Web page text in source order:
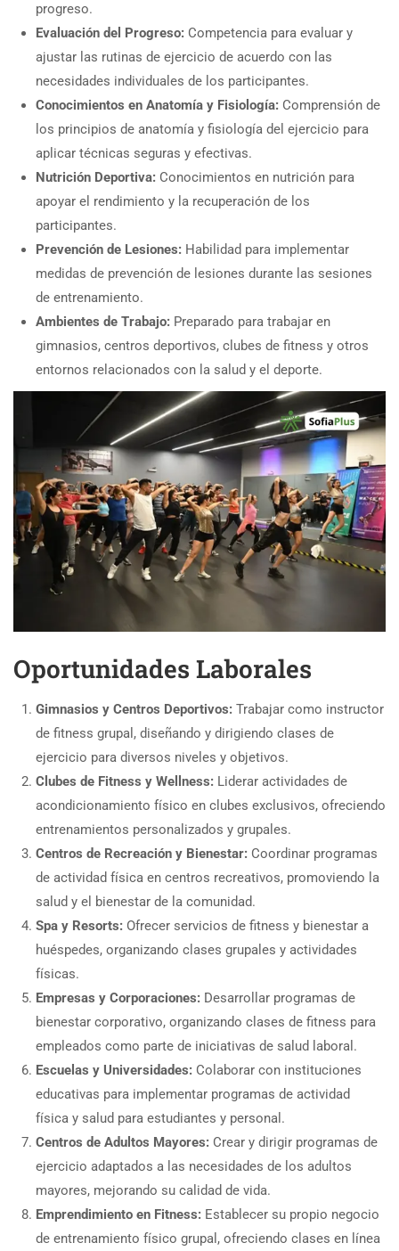
progreso.
Evaluación del Progreso: Competencia para evaluar y
ajustar las rutinas de ejercicio de acuerdo con las
necesidades individuales de los participantes.
Conocimientos en Anatomía y Fisiología: Comprensión de
los principios de anatomía y fisiología del ejercicio para
aplicar técnicas seguras y efectivas.
Nutrición Deportiva: Conocimientos en nutrición para
apoyar el rendimiento y la recuperación de los
participantes.
Prevención de Lesiones: Habilidad para implementar
medidas de prevención de lesiones durante las sesiones
de entrenamiento.
Ambientes de Trabajo: Preparado para trabajar en
gimnasios, centros deportivos, clubes de fitness y otros
entornos relacionados con la salud y el deporte.
Oportunidades Laborales
Gimnasios y Centros Deportivos: Trabajar como instructor
de fitness grupal, diseñando y dirigiendo clases de
ejercicio para diversos niveles y objetivos.
Clubes de Fitness y Wellness: Liderar actividades de
acondicionamiento físico en clubes exclusivos, ofreciendo
entrenamientos personalizados y grupales.
Centros de Recreación y Bienestar: Coordinar programas
de actividad física en centros recreativos, promoviendo la
salud y el bienestar de la comunidad.
Spa y Resorts: Ofrecer servicios de fitness y bienestar a
huéspedes, organizando clases grupales y actividades
físicas.
Empresas y Corporaciones: Desarrollar programas de
bienestar corporativo, organizando clases de fitness para
empleados como parte de iniciativas de salud laboral.
Escuelas y Universidades: Colaborar con instituciones
educativas para implementar programas de actividad
física y salud para estudiantes y personal.
Centros de Adultos Mayores: Crear y dirigir programas de
ejercicio adaptados a las necesidades de los adultos
mayores, mejorando su calidad de vida.
Emprendimiento en Fitness: Establecer su propio negocio
de entrenamiento físico grupal, ofreciendo clases en línea